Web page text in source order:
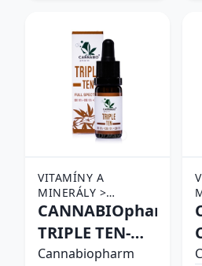
VITAMÍNY A
MINERÁLY >
DOPLNKY VÝŽIVY >
CANNABIOpharm
TRIPLE TEN-
CBD 10%-CBG
Cannabiopharm